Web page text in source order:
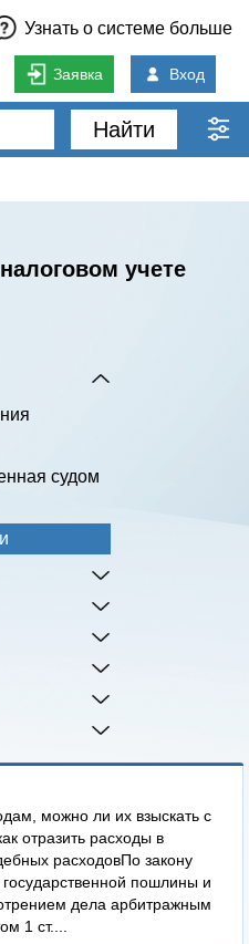
Узнать о системе больше
Заявка Вход
Найти
учете
судом
можно ли их взыскать с
отразить расходы в
расходовПо закону
пошлины и
дела арбитражным
1 ст....